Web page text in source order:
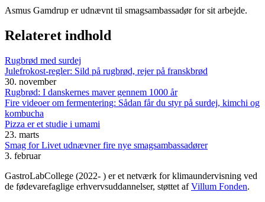
Asmus Gamdrup er udnævnt til smagsambassadør for sit arbejde.
Relateret indhold
Rugbrød med surdej
Julefrokost-regler: Sild på rugbrød, rejer på franskbrød
30. november
Rugbrød: I danskernes maver gennem 1000 år
Fire videoer om fermentering: Sådan får du styr på surdej, kimchi og
kombucha
Pizza er et studie i umami
23. marts
Smag for Livet udnævner fire nye smagsambassadører
3. februar
GastroLabCollege (2022- ) er et netværk for klimaundervisning ved
de fødevarefaglige erhvervsuddannelser, støttet afVillum Fonden.